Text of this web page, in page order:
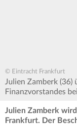
© Eintracht Frankfurt
Julien Zamberk (36)
Finanzvorstandes
Julien Zamberk
Frankfurt. Der